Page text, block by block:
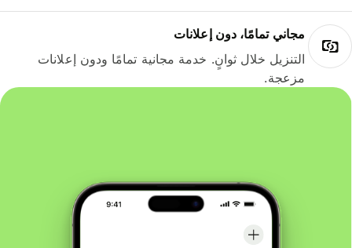
مجاني تمامًا، دون إعلانات
التنزيل خلال ثوانٍ. خدمة مجانية تمامًا ودون إعلانات
مزعجة.